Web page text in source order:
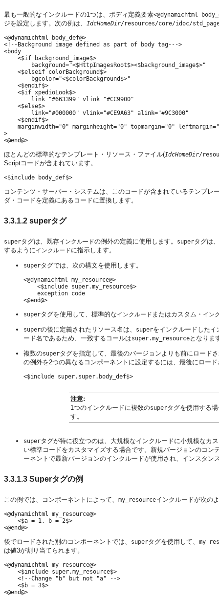
最も一般的なインクルードの1つは、ボディ定義要素<@dynamichtml
ジを設定します。次の例は、 IdcHomeDir/resources/core/idoc/
<@dynamichtml body_def@>
<!--Background image defined as part of body tag--->
<body
    <$if background_image$>
        background="<$HttpImagesRoot$><$background_image$>"
    <$elseif colorBackground$>
        bgcolor="<$colorBackground$>"
    <$endif$>
    <$if xpedioLook$>
        link="#663399" vlink="#CC9900"
    <$else$>
        link="#000000" vlink="#CE9A63" alink="#9C3000"
    <$endif$>
marginwidth="0" marginheight="0" topmargin="0"
>
ほとんどの標準的なテンプレート・リソース・ファイル(IdcHomeDir/
Scriptコードが含まれています。
コンテンツ・サーバー・システムは、このコードが含まれているテンプレ
ダ・コードを定義にあるコードに置換します。
3.3.1.2 superタグ
superタグは、既存インクルードの例外の定義に使用します。 superタグは
するように インクルードに指示します。
superタグでは、次の構文を使用します。
<@dynamichtml my_resource@>
    <$include super.my_resource$>
    exception code
superタグを使用して、標準的なインクルード またはカスタム・ イン
superの後に定義されたリソース名は、 superをインクルードしたイ
ード名であるため、一致するコールはsuper.my_resourceとなりま
複数のsuperタグを指定して、最後のバージョンよりも前にロード
の例外を2つの異なるコンポーネントに設定するには、最後にロー
注意:
1つのインクルードに複数のsuperタグを使用する
す。
superタグが特に役立つのは、大規模なインクルードに小規模なカ
い標準コードをカスタマイズする場合です。新規バージョンのコ
ーネントで最新バージョンのインクルードが使用され、インスタ
3.3.1.3 Superタグの例
この例では、コンポーネントによって、 my_resourceインクルードが次の
<@dynamichtml my_resource@>
    <$a = 1, b = 2$>
後でロードされた別のコンポーネントでは、 superタグを使用して、
は値3が割り当てられます。
<@dynamichtml my_resource@>
    <$include super.my_resource$>
    <!--Change "b" but not "a" -->
    <$b = 3$>